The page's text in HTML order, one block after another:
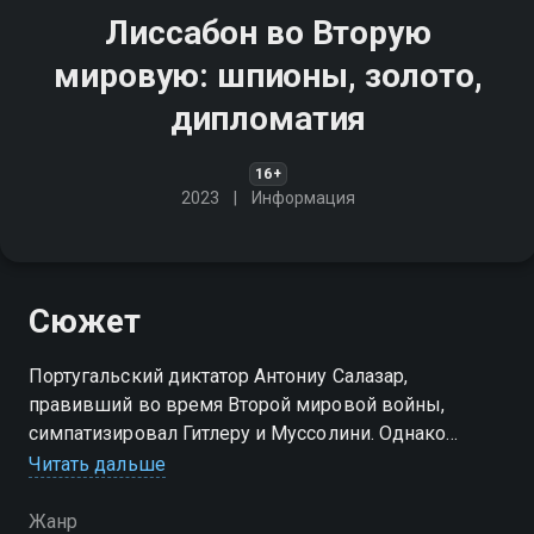
Лиссабон во Вторую
мировую: шпионы, золото,
дипломатия
16+
2023 Информация
Сюжет
Португальский диктатор Антониу Салазар,
правивший во время Второй мировой войны,
симпатизировал Гитлеру и Муссолини. Однако
исторически Лиссабон поддерживал тесные связи с
с Черчиллем
Читать дальше
Жанр